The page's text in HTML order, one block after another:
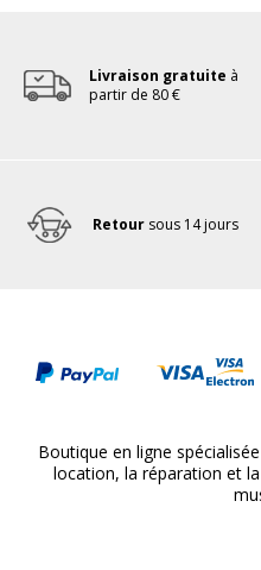
Livraison gratuite à
partir de 80 €
Retour sous 14 jours
Boutique en ligne
location, la réparation et